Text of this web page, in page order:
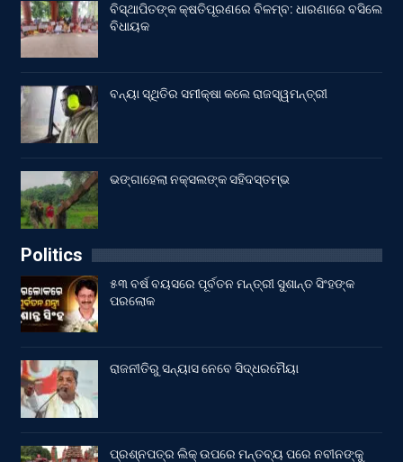
ବିସ୍ଥାପିତଙ୍କ କ୍ଷତିପୂରଣରେ ବିଳମ୍ବ: ଧାରଣାରେ ବସିଲେ
ବିଧାୟକ
ବନ୍ୟା ସ୍ଥିତିର ସମୀକ୍ଷା କଲେ ରାଜସ୍ୱମନ୍ତ୍ରୀ
ଭଙ୍ଗାହେଲା ନକ୍ସଲଙ୍କ ସହିଦସ୍ତମ୍ଭ
Politics
୫୩ ବର୍ଷ ବୟସରେ ପୂର୍ବତନ ମନ୍ତ୍ରୀ ସୁଶାନ୍ତ ସିଂହଙ୍କ
ପରଲୋକ
ରାଜନୀତିରୁ ସନ୍ୟାସ ନେବେ ସିଦ୍ଧରମୈୟା
ପ୍ରଶ୍ନପତ୍ର ଲିକ୍ ଉପରେ ମନ୍ତବ୍ୟ ପରେ ନବୀନଙ୍କୁ